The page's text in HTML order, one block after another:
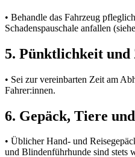
• Behandle das Fahrzeug
Schadenspauschale anfallen
5. Pünktlichkeit und
• Sei zur vereinbarten Zeit am
Fahrer:innen.
6. Gepäck, Tiere
• Üblicher Hand- und
und Blindenführhunde sind stets